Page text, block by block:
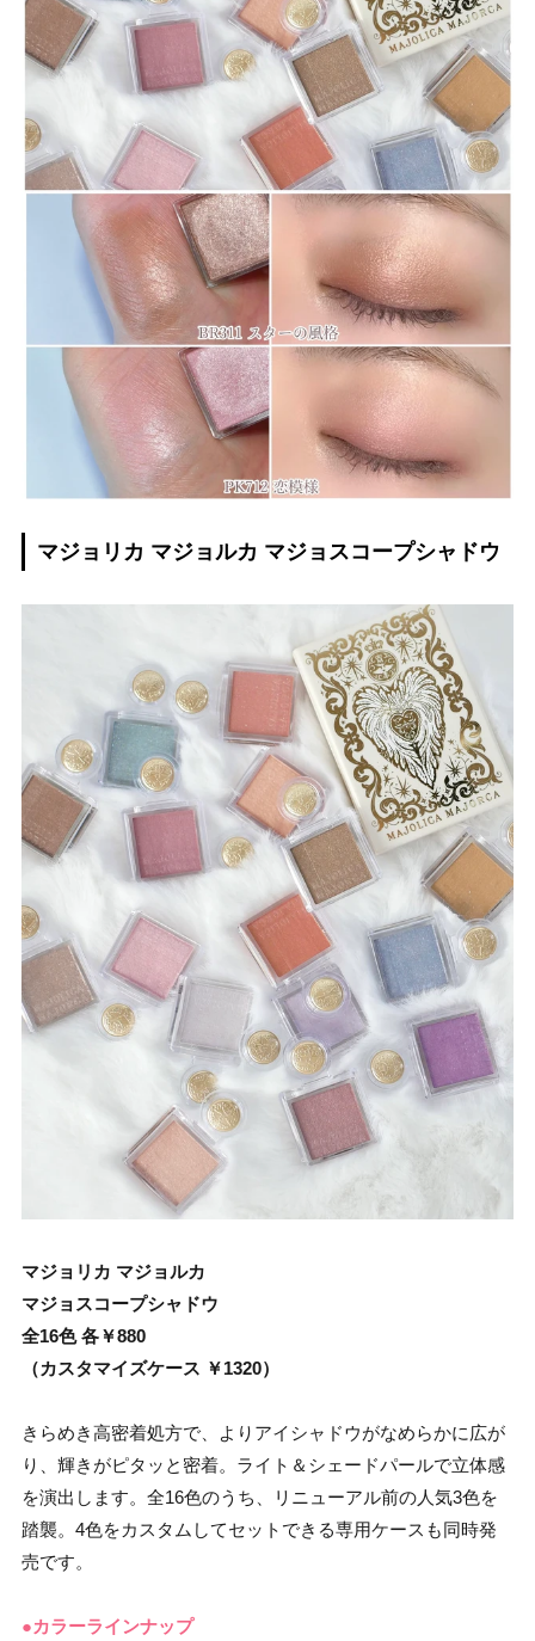
マジョリカ マジョルカ マジョスコープシャドウ
マジョリカ マジョルカ
マジョスコープシャドウ
全16色 各￥880
（カスタマイズケース ￥1320）
きらめき高密着処方で、よりアイシャドウがなめらかに広が
り、輝きがピタッと密着。ライト＆シェードパールで立体感
を演出します。全16色のうち、リニューアル前の人気3色を
踏襲。4色をカスタムしてセットできる専用ケースも同時発
売です。
●カラーラインナップ